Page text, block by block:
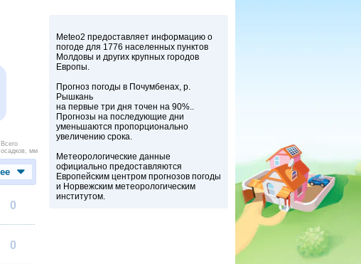
Всего
осадков, мм
0
0
Meteo2 предоставляет информацию о
погоде для 1776 населенных пунктов
Молдовы и других крупных городов
Европы.
Прогноз погоды в Почумбенах, р.
Рышкань
на первые три дня точен на 90%..
Прогнозы на последующие дни
уменьшаются пропорционально
увеличению срока.
Метеорологические данные
официально предоставляются
Европейским центром прогнозов погоды
и Норвежским метеорологическим
институтом.